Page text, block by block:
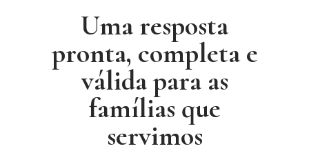
Uma resposta
pronta, completa e
válida para as
famílias que
servimos